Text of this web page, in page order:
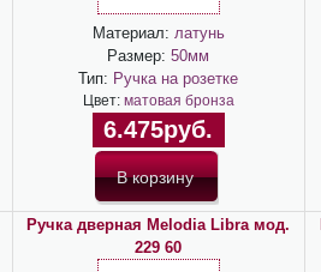
Материал: латунь
Размер: 50мм
Тип: Ручка на розетке
Цвет: матовая бронза
6.475руб.
Ручка дверная Melodia Libra мод.
229 60